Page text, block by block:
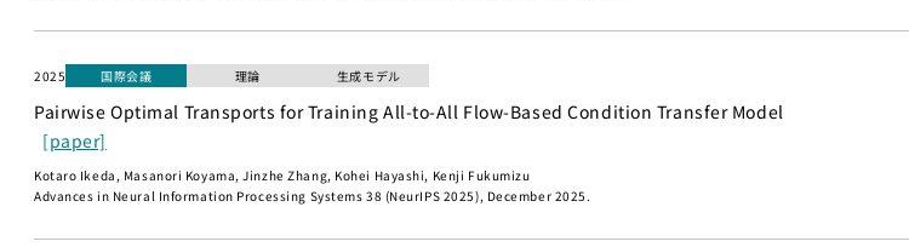
2025 国際会議 理論 生成モデル
Pairwise Optimal Transports for Training All-to-All Flow-Based Condition Transfer Model
[paper]
Kotaro Ikeda, Masanori Koyama, Jinzhe Zhang, Kohei Hayashi, Kenji Fukumizu
Advances in Neural Information Processing Systems 38 (NeurIPS 2025), December 2025.